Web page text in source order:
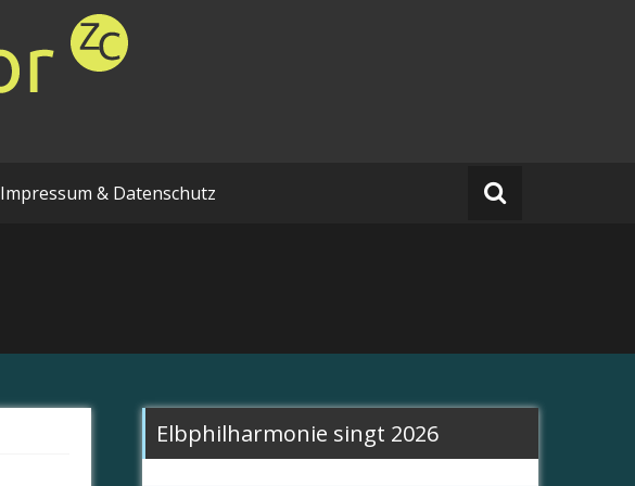
Impressum & Datenschutz
Elbphilharmonie singt 2026